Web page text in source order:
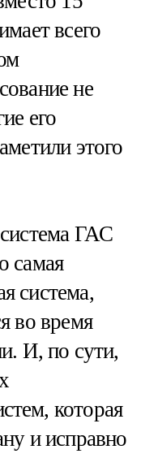
всего
не
его
этого
ГАС
самая
система,
во время
И, по сути,
которая
и исправно